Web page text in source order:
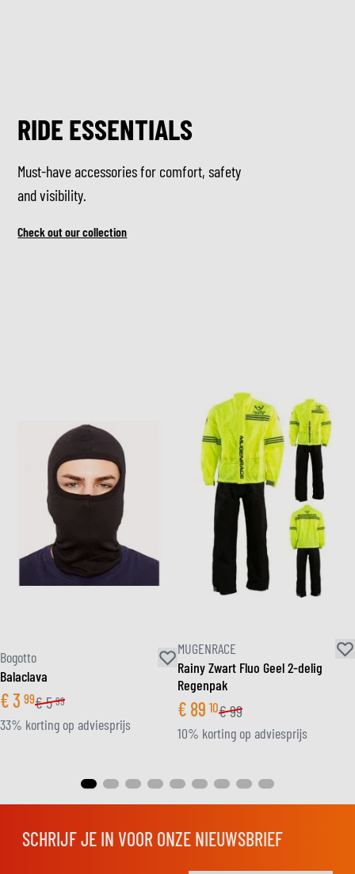
RIDE ESSENTIALS
Must-have accessories for comfort, safety
and visibility.
Check out our collection
Bogotto
Balaclava
€3 99€5 99
33% korting op adviesprijs
MUGENRACE
Rainy Zwart Fluo Geel 2-delig
Regenpak
€ 89 10€99
10% korting op adviesprijs
SCHRIJF JE IN VOOR ONZE NIEUWSBRIEF